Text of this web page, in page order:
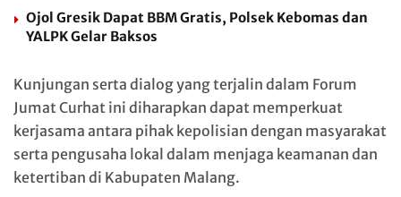
Ojol Gresik Dapat BBM Gratis, Polsek Kebomas dan
YALPK Gelar Baksos
Kunjungan serta dialog yang terjalin dalam Forum
Jumat Curhat ini diharapkan dapat memperkuat
kerjasama antara pihak kepolisian dengan masyarakat
serta pengusaha lokal dalam menjaga keamanan dan
ketertiban di Kabupaten Malang.